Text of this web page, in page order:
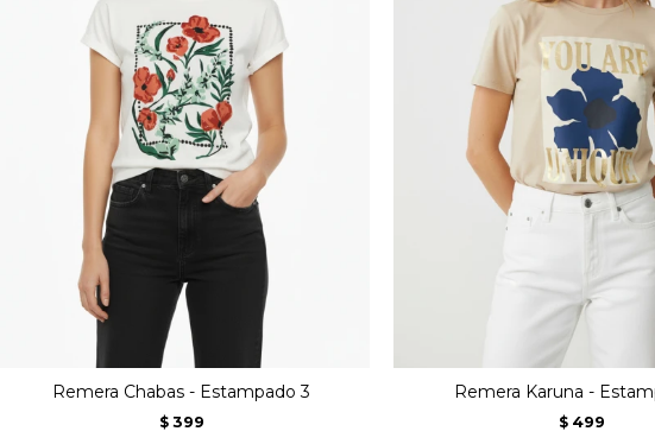
Remera Chabas - Estampado 3
$ 399
Remera Karuna -
$ 499